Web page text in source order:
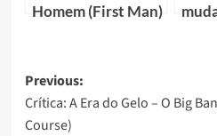
Homem (First Man)
Previous:
Crítica: A Era do Gelo – O Big
Course)